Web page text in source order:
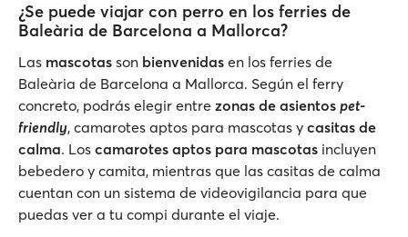
¿Se puede viajar con perro en los ferries de
Baleària de Barcelona a Mallorca?
Las mascotas son bienvenidas en los ferries de
Baleària de Barcelona a Mallorca. Según el ferry
concreto, podrás elegir entre zonas de asientos pet-
friendly, camarotes aptos para mascotas y casitas de
calma. Los camarotes aptos para mascotas incluyen
bebedero y camita, mientras que las casitas de calma
cuentan con un sistema de videovigilancia para que
puedas ver a tu compi durante el viaje.